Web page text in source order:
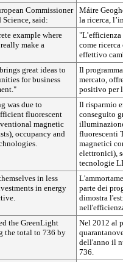
Commissioner
said:
Máire
la ricerca,
example where
make a
come
effettivo
great ideas to
for business
Il
mercato,
positivo per
was due to
fluorescent
magnetic
occupancy and
Il risparmio
conseguito
fluorescenti
magnetici
elettronici),
tecnologie
in less
in energy
parte dei
dimostra
the GreenLight
the total to 736 by
Nel 2012 al
dell'anno il
736.